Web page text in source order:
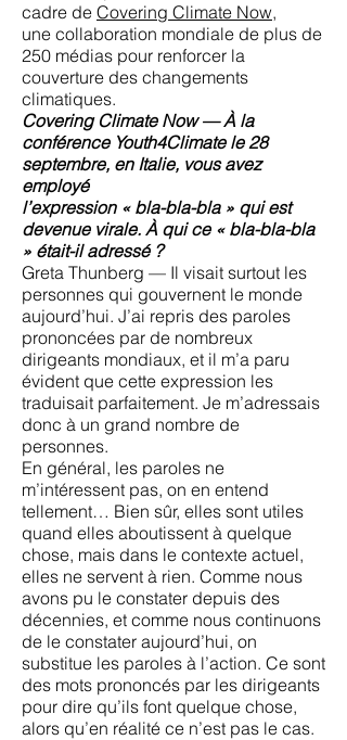
cadre de Covering Climate Now,
une collaboration mondiale de plus de
250 médias pour renforcer la
couverture des changements
climatiques.
Covering Climate Now — À la
conférence Youth4Climate le 28
septembre, en Italie, vous avez
employé
l’expression « bla-bla-bla » qui est
devenue virale. À qui ce « bla-bla-bla
» était-il adressé ?
Greta Thunberg — Il visait surtout les
personnes qui gouvernent le monde
aujourd’hui. J’ai repris des paroles
prononcées par de nombreux
dirigeants mondiaux, et il m’a paru
évident que cette expression les
traduisait parfaitement. Je m’adressais
donc à un grand nombre de
personnes.
En général, les paroles ne
m’intéressent pas, on en entend
tellement… Bien sûr, elles sont utiles
quand elles aboutissent à quelque
chose, mais dans le contexte actuel,
elles ne servent à rien. Comme nous
avons pu le constater depuis des
décennies, et comme nous continuons
de le constater aujourd’hui, on
substitue les paroles à l’action. Ce sont
des mots prononcés par les dirigeants
pour dire qu’ils font quelque chose,
alors qu’en réalité ce n’est pas le cas.